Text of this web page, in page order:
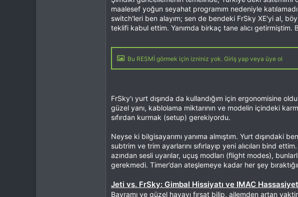
maalesef yoğun seyahat programım nedeniyle
switch'leri ben alayım; sen de bendeki FrSky XE'yi al,
teklifi kabul ettim. Yanımda birkaç tane alıcı
Bu RESMİ görmek için izniniz yok. Giriş yap veya üye ol
FrSky'ı yurt dışında da kullandığım için ergonomisine
güzel yanı, kablolama miktarının ve modelin içindeki
sıfırdan kurmak (setup) gerekiyordu.
Neyse ki bilgisayarımı yanıma almıştım. Yurt
subtrim ve trim ayarlarını sıfırlayıp yeni alıcıları bind
azından sesli uyarılar, uçuş modları (flight modes),
gerekmedi. Timer’dan ateşlemeye kadar her şey
Jeti vs. FrSky: Gimbal Hissiyatı ve IMAC
Bayramı ve güzel havayı fırsat bilip, ailemden artan